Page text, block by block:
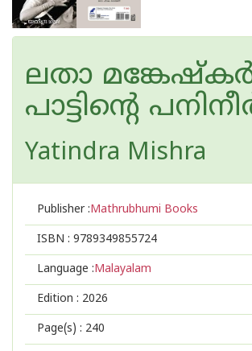
ലതാ
പാട്ടിൻ്റെ
Yatindra Mishra
Publisher :Mathrubhumi Books
ISBN : 9789349855724
Language :Malayalam
Edition : 2026
Page(s) : 240